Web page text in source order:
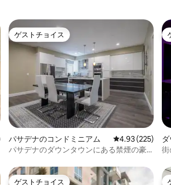
件、5つ星中4.88つ星の平均評価
ゲストチョイス
ゲストチョイス
パサデナのコンドミニアム レビュー225件
4.93 (225)
パサデナのダウンタウンにある禁煙の豪
ゲストチョイス